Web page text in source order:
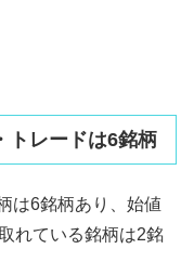
トレードは6銘柄
は6銘柄あり、始値
れている銘柄は2銘